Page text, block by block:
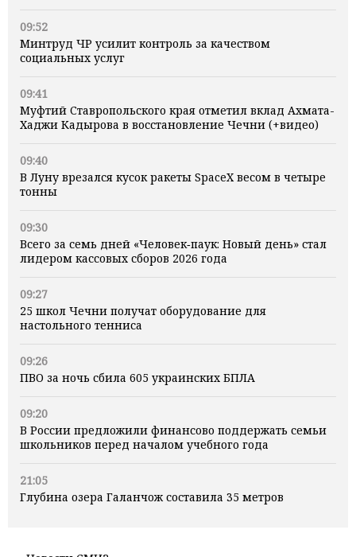
09:52
Минтруд ЧР усилит контроль за качеством
социальных услуг
09:41
Муфтий Ставропольского края отметил вклад Ахмата-
Хаджи Кадырова в восстановление Чечни (+видео)
09:40
В Луну врезался кусок ракеты SpaceX весом в четыре
тонны
09:30
Всего за семь дней «Человек‑паук: Новый день» стал
лидером кассовых сборов 2026 года
09:27
25 школ Чечни получат оборудование для
настольного тенниса
09:26
ПВО за ночь сбила 605 украинских БПЛА
09:20
В России предложили финансово поддержать семьи
школьников перед началом учебного года
21:05
Глубина озера Галанчож составила 35 метров